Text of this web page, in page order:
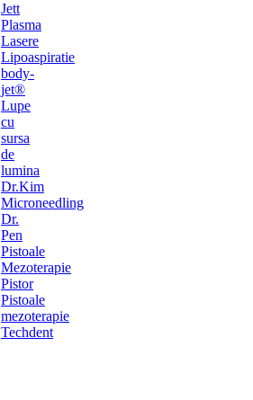
Jett
Plasma
Lasere
Lipoaspiratie
body-
jet®
Lupe
cu
sursa
de
lumina
Dr.Kim
Microneedling
Dr.
Pen
Pistoale
Mezoterapie
Pistor
Pistoale
mezoterapie
Techdent